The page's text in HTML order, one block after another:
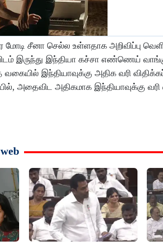
மோடி சீனா செல்ல உள்ளதாக அறிவிப்பு
இருந்து இந்தியா கச்சா எண்ணெய்
இந்தியாவுக்கு அதிக வரி
அதைவிட அதிகமாக இந்தியாவுக்கு வரி